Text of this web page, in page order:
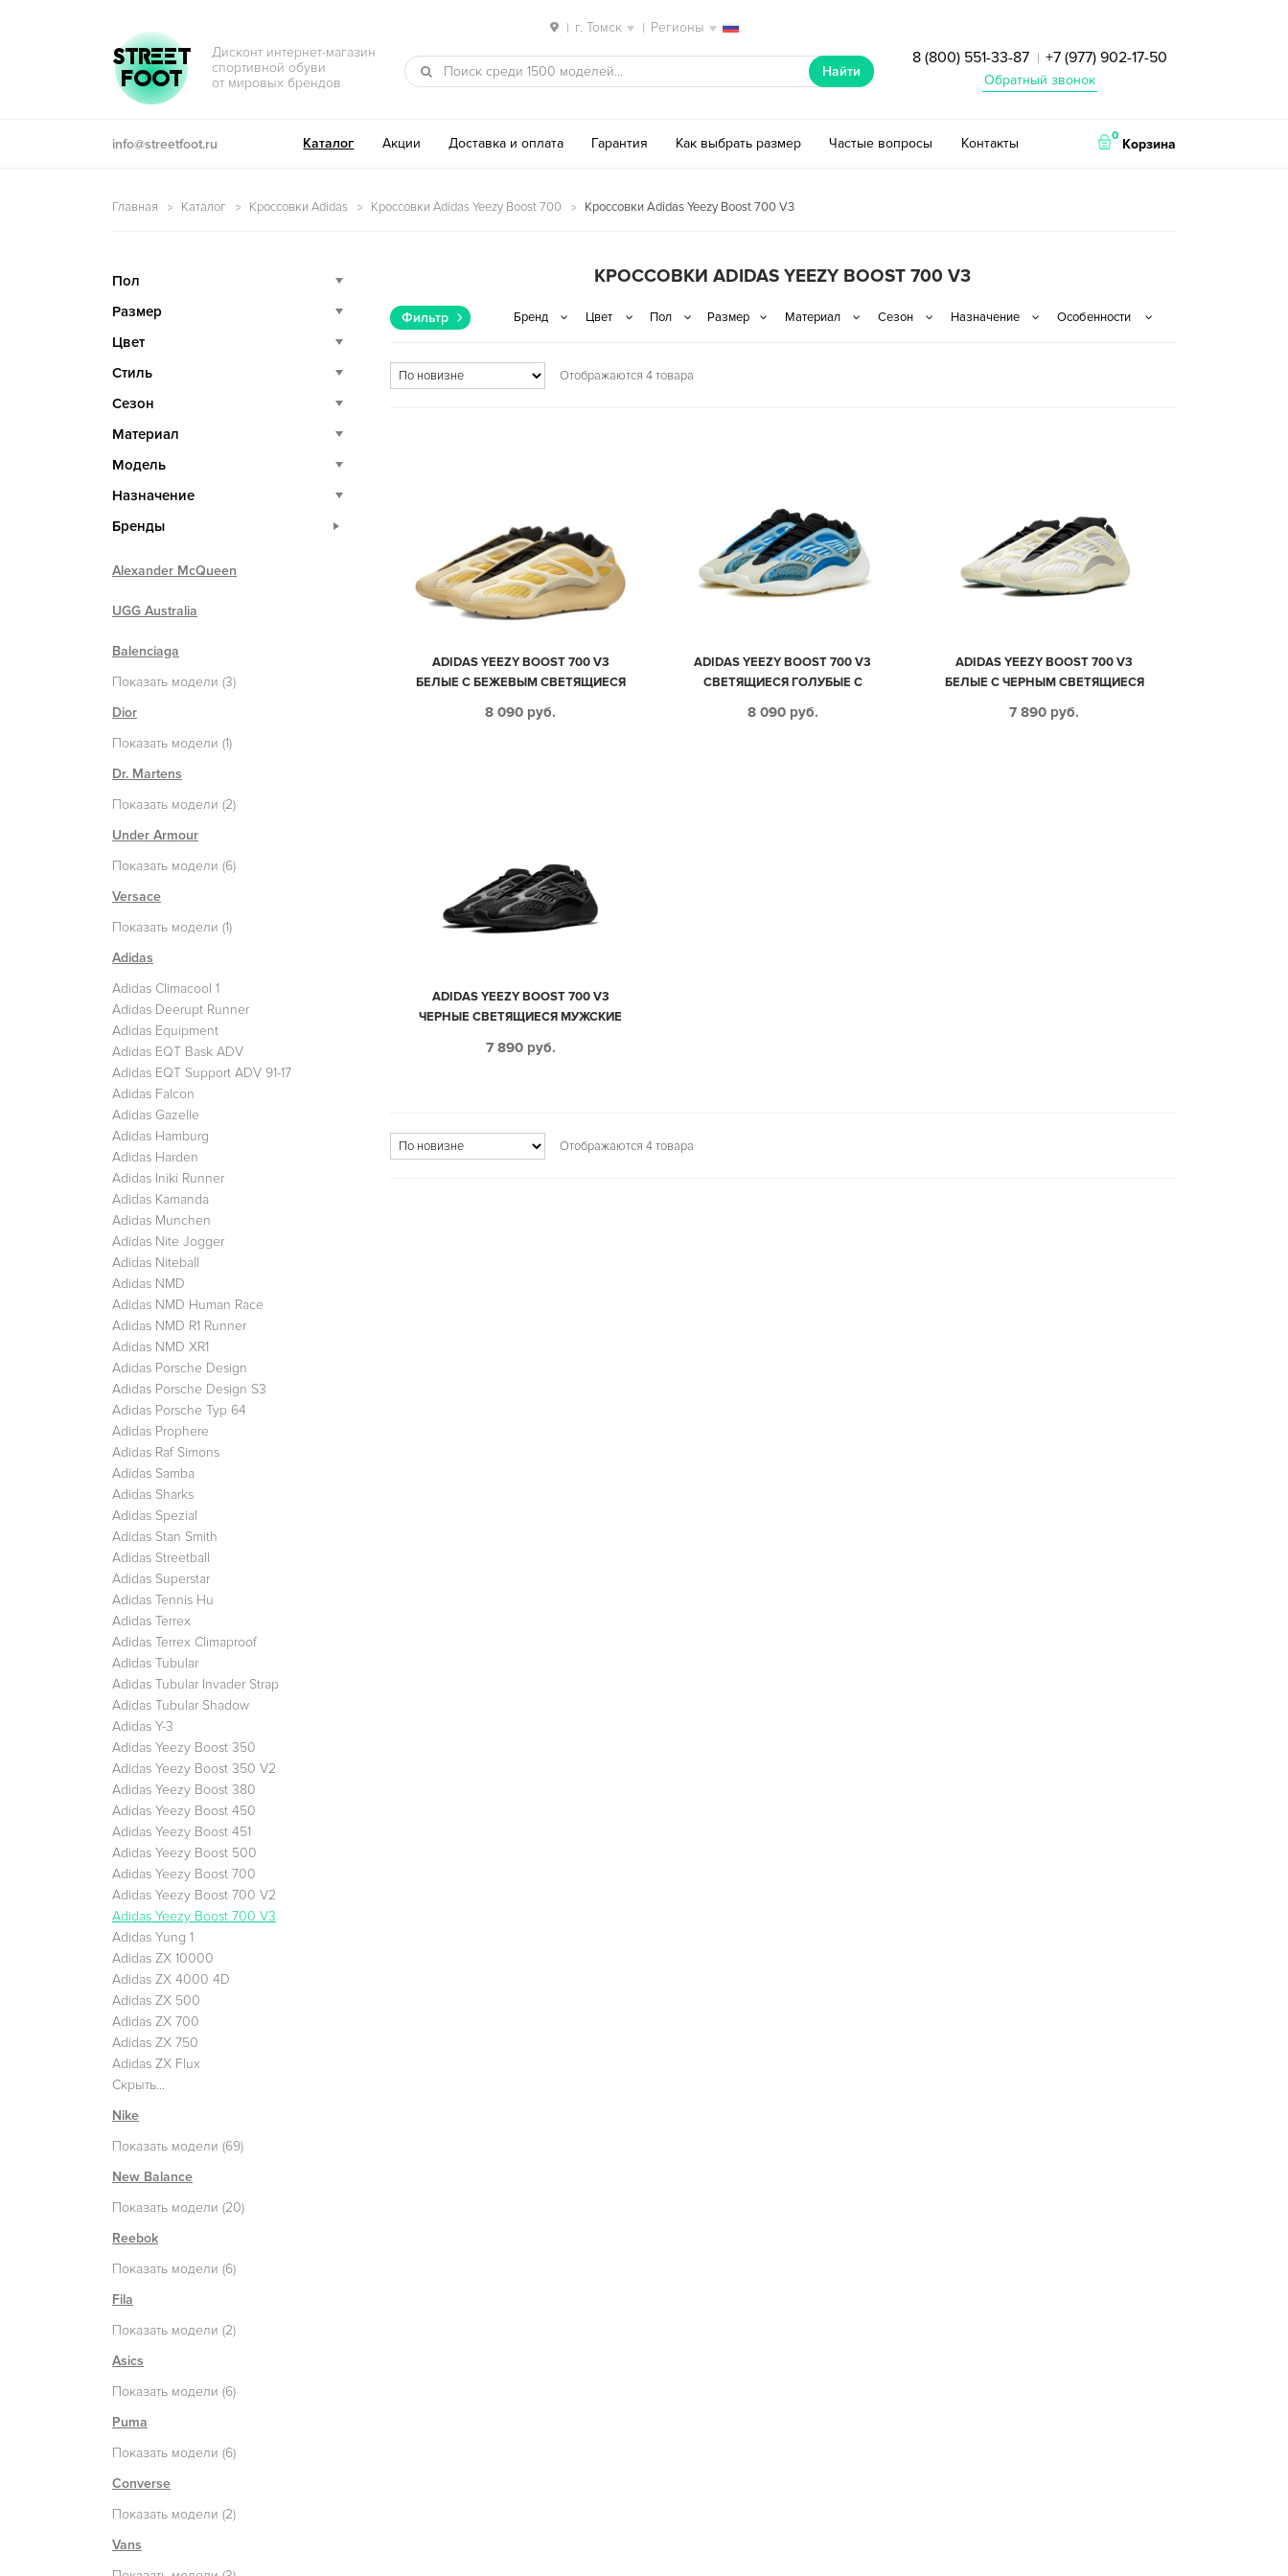
| г. Томск | Регионы
Перейти к навигации
Перейти к содержимому
STREET
FOOT
Дисконт интернет-магазин
спортивной обуви
от мировых брендов
Найти
8 (800) 551-33-87 | +7 (977) 902-17-50
Обратный звонок
info@streetfoot.ru Каталог Акции Доставка и оплата Гарантия Как выбрать размер Частые вопросы Контакты 0
Корзина
Главная Каталог Кроссовки Adidas Кроссовки Adidas Yeezy Boost 700 Кроссовки Adidas Yeezy Boost 700 V3
КРОССОВКИ ADIDAS YEEZY BOOST 700 V3
Фильтр
Отображаются 4 товара
ADIDAS YEEZY BOOST 700 V3
БЕЛЫЕ С БЕЖЕВЫМ СВЕТЯЩИЕСЯ
8 090 руб.
ADIDAS YEEZY BOOST 700 V3
СВЕТЯЩИЕСЯ ГОЛУБЫЕ С
44)
8 090 руб.
ADIDAS YEEZY BOOST 700 V3
БЕЛЫЕ С ЧЕРНЫМ СВЕТЯЩИЕСЯ
7 890 руб.
ADIDAS YEEZY BOOST 700 V3
ЧЕРНЫЕ СВЕТЯЩИЕСЯ МУЖСКИЕ
7 890 руб.
Отображаются 4 товара
Пол
Размер
Цвет
Стиль
Сезон
Материал
Модель
Назначение
Бренды
Alexander McQueen
UGG Australia
Balenciaga
Показать модели (3)
Dior
Показать модели (1)
Dr. Martens
Показать модели (2)
Under Armour
Показать модели (6)
Versace
Показать модели (1)
Adidas
Adidas Climacool 1
Adidas Deerupt Runner
Adidas Equipment
Adidas EQT Bask ADV
Adidas EQT Support ADV 91-17
Adidas Falcon
Adidas Gazelle
Adidas Hamburg
Adidas Harden
Adidas Iniki Runner
Adidas Kamanda
Adidas Munchen
Adidas Nite Jogger
Adidas Niteball
Adidas NMD
Adidas NMD Human Race
Adidas NMD R1 Runner
Adidas NMD XR1
Adidas Porsche Design
Adidas Porsche Design S3
Adidas Porsche Typ 64
Adidas Prophere
Adidas Raf Simons
Adidas Samba
Adidas Sharks
Adidas Spezial
Adidas Stan Smith
Adidas Streetball
Adidas Superstar
Adidas Tennis Hu
Adidas Terrex
Adidas Terrex Climaproof
Adidas Tubular
Adidas Tubular Invader Strap
Adidas Tubular Shadow
Adidas Y-3
Adidas Yeezy Boost 350
Adidas Yeezy Boost 350 V2
Adidas Yeezy Boost 380
Adidas Yeezy Boost 450
Adidas Yeezy Boost 451
Adidas Yeezy Boost 500
Adidas Yeezy Boost 700
Adidas Yeezy Boost 700 V2
Adidas Yeezy Boost 700 V3
Adidas Yung 1
Adidas ZX 10000
Adidas ZX 4000 4D
Adidas ZX 500
Adidas ZX 700
Adidas ZX 750
Adidas ZX Flux
Скрыть...
Nike
Показать модели (69)
New Balance
Показать модели (20)
Reebok
Показать модели (6)
Fila
Показать модели (2)
Asics
Показать модели (6)
Puma
Показать модели (6)
Converse
Показать модели (2)
Vans